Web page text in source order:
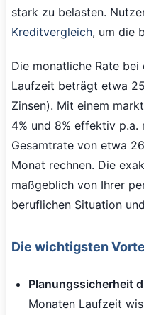
stark zu belasten.
Kreditvergleich, um die
Die monatliche Rate
Laufzeit beträgt etwa
Zinsen). Mit einem
4% und 8% effektiv p.a.
Gesamtrate von etwa
Monat rechnen. Die
maßgeblich von Ihrer
beruflichen Situation
Die wichtigsten
Planungssicherheit
Monaten Laufzeit